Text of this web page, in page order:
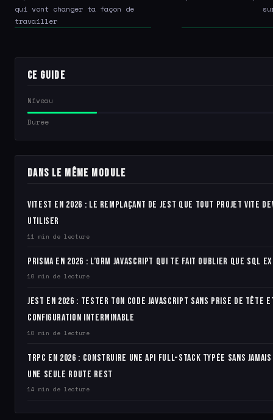
qui vont changer ta façon de
travailler
Ce guide
Niveau
Durée
Dans le même module
Vitest en 2026 : le remplaçant de Jest que tout projet Vite
utiliser
11 min de lecture
Prisma en 2026 : l’ORM JavaScript qui te fait oublier que SQL
10 min de lecture
Jest en 2026 : tester ton code JavaScript sans prise de tête
configuration interminable
10 min de lecture
tRPC en 2026 : construire une API full-stack typée sans
une seule route REST
14 min de lecture